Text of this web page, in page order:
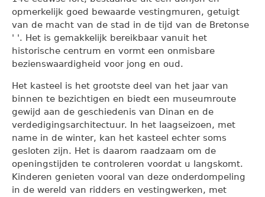
opmerkelijk goed bewaarde vestingmuren, getuigt
van de macht van de stad in de tijd van de Bretonse
' '. Het is gemakkelijk bereikbaar vanuit het
historische centrum en vormt een onmisbare
bezienswaardigheid voor jong en oud.
Het kasteel is het grootste deel van het jaar van
binnen te bezichtigen en biedt een museumroute
gewijd aan de geschiedenis van Dinan en de
verdedigingsarchitectuur. In het laagseizoen, met
name in de winter, kan het kasteel echter soms
gesloten zijn. Het is daarom raadzaam om de
openingstijden te controleren voordat u langskomt.
Kinderen genieten vooral van deze onderdompeling
in de wereld van ridders en vestingwerken, met